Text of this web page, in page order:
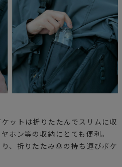
ットは折りたたんでスリムに収
ホン等の収納にとても便利。
、折りたたみ傘の持ち運びポケ